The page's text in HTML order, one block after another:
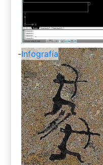
-Infografía